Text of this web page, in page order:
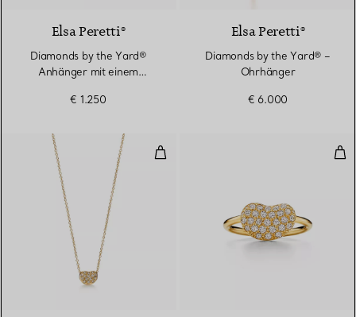
Elsa Peretti®
Diamonds by the Yard®
Anhänger mit einem
€ 1.250
Elsa Peretti®
Diamonds by the Yard® –
Ohrhänger
€ 6.000
Bean Design Anhänger in